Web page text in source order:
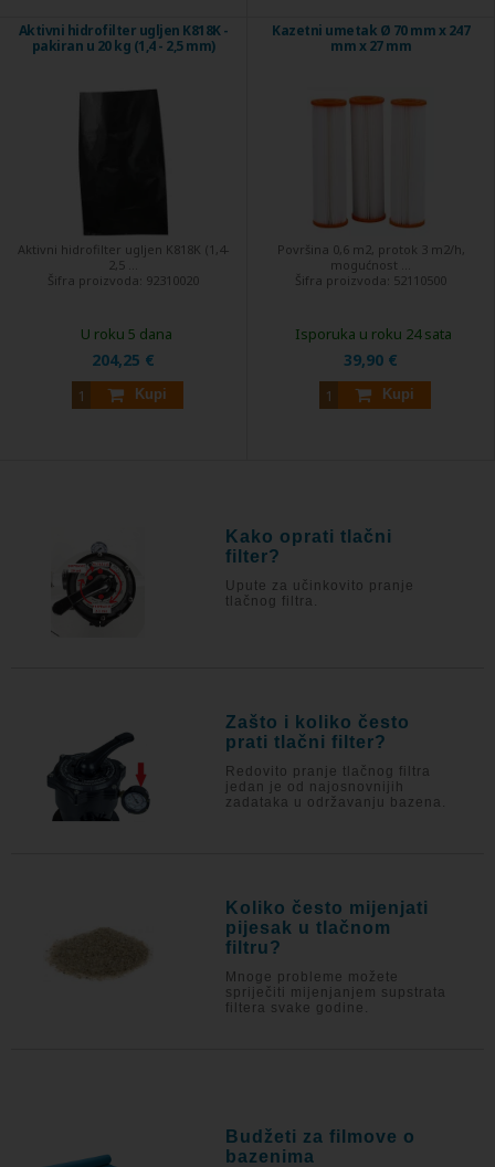
Aktivni hidrofilter ugljen K818K -
pakiran u 20 kg (1,4 - 2,5 mm)
Aktivni hidrofilter ugljen K818K (1,4-
2,5 ...
Šifra proizvoda: 92310020
204,25 €
Kupi
U roku 5 dana
Kazetni umetak Ø 70 mm x 247
mm x 27 mm
Površina 0,6 m2, protok 3 m2/h,
mogućnost ...
Šifra proizvoda: 52110500
39,90 €
Kupi
Isporuka u roku 24 sata
Kako oprati tlačni
filter?
Upute za učinkovito pranje
tlačnog filtra.
Zašto i koliko često
prati tlačni filter?
Redovito pranje tlačnog filtra
jedan je od najosnovnijih
zadataka u održavanju bazena.
Koliko često mijenjati
pijesak u tlačnom
filtru?
Mnoge probleme možete
spriječiti mijenjanjem supstrata
filtera svake godine.
Budžeti za filmove o
bazenima